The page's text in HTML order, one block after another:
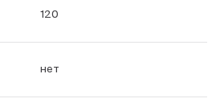
120
нет